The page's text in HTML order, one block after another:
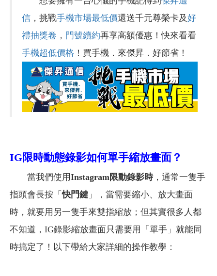
信 ，挑戰手機市場最低價還送千元尊榮卡及好
禮抽獎卷 ， 門號續約再享高額優惠！快來看看
手機超低價格 ！買手機．來傑昇．好節省！
IG限時動態錄影如何單手縮放畫面？
當我們使用Instagram 限動錄影時，通常一隻手
指頭會長按「快門鍵 」，當需要縮小、放大畫面
時，就要用另一隻手來雙指縮放；但其實很多人都
不知道，IG錄影縮放畫面只需要用「單手」就能同
時搞定了！以下帶給大家詳細的操作教學：